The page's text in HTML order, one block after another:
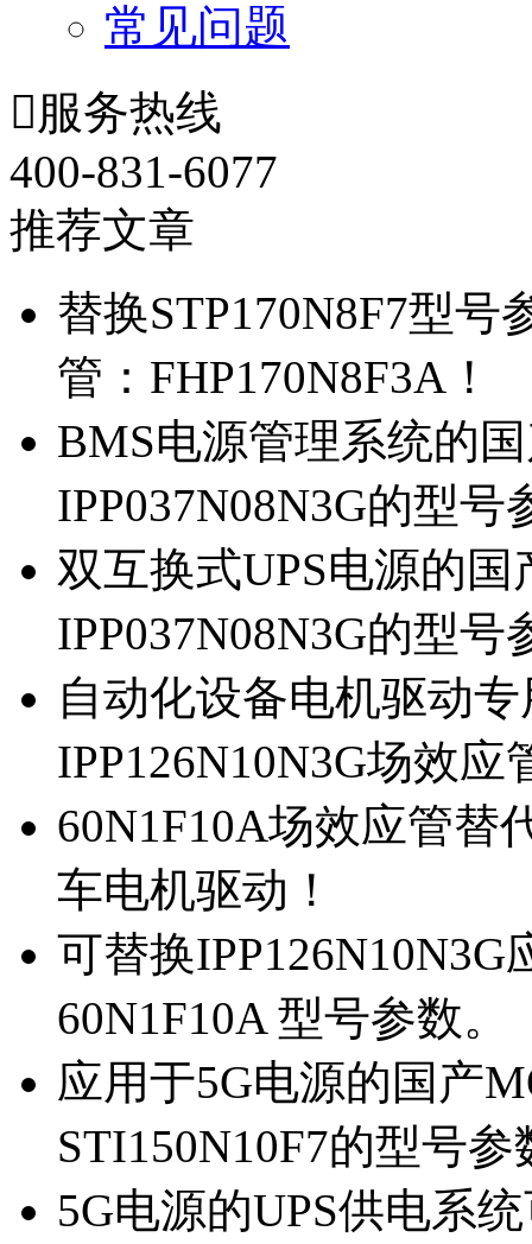
常见问题
服务热线
400-831-6077
推荐文章
替换STP170N8F7型
管：FHP170N8F3A！
BMS电源管理系统的
IPP037N08N3G的型号
双互换式UPS电源的
IPP037N08N3G的型号
自动化设备电机驱动
IPP126N10N3G场效应
60N1F10A场效应管替
车电机驱动！
可替换
60N1F10A 型号参数。
应用于5G电源的国产
STI150N10F7的型号参
5G电源的UPS供电系